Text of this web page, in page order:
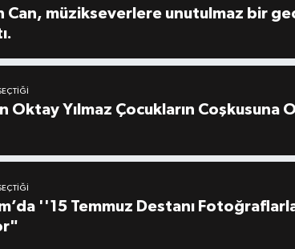
Can, müzikseverlere unutulmaz bir
Oktay Yılmaz Çocukların Coşkusuna
''15 Temmuz Destanı